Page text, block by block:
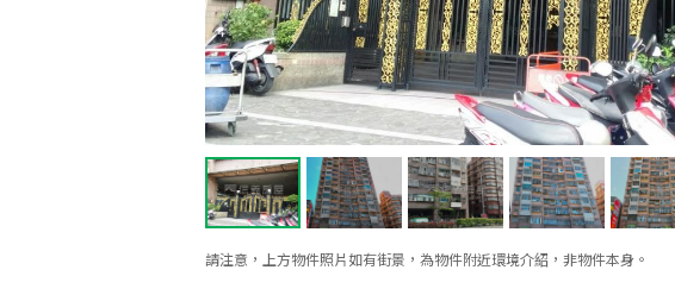
請注意，上方物件照片如有街景，為物件附近環境介紹，非物件本身。